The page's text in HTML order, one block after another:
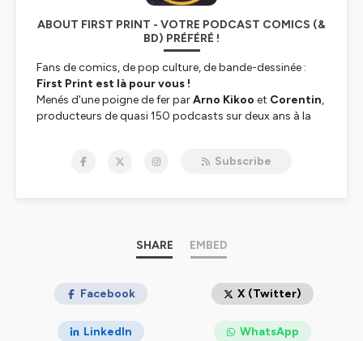
ABOUT FIRST PRINT - VOTRE PODCAST COMICS (&
BD) PRÉFÉRÉ !
Fans de comics, de pop culture, de bande-dessinée :
First Print est là pour vous !
Menés d'une poigne de fer parArno Kikoo et Corentin,
producteurs de quasi 150 podcasts sur deux ans à la
élargissant les horizons. Un seul mot d'ordre :
de multiples angles, vous trouverez avec
Des rendez-vous régulier pour suivre l'actualité et la
Des émissions pour parler des sorties VO/VF
Mais également des émissions ponctuelles
Subscribe
SHARE EMBED
Facebook X (Twitter)
LinkedIn WhatsApp